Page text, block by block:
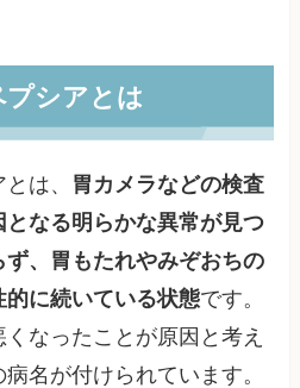
シアとは
は、 胃カメラなどの検査
なる明らかな異常が見つ
、胃もたれやみぞおちの
に続いている状態です。
なったことが原因と考え
名が付けられています。